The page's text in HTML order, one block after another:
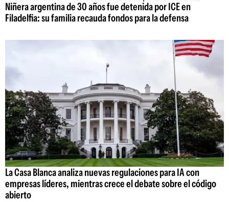
Niñera argentina de 30 años fue detenida por ICE en
Filadelfia: su familia recauda fondos para la defensa
La Casa Blanca analiza nuevas regulaciones para IA con
empresas líderes, mientras crece el debate sobre el código
abierto